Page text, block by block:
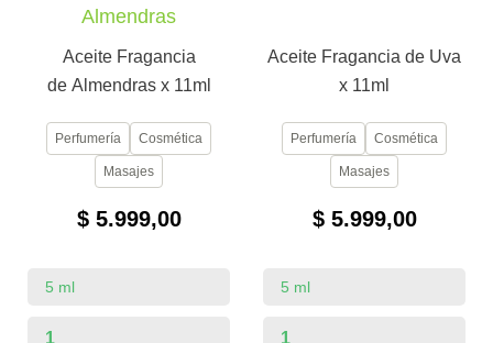
Almendras
Aceite Fragancia
de Almendras x 11ml
Perfumería Cosmética
Masajes
$ 5.999,00
Aceite Fragancia de Uva
x 11ml
Perfumería Cosmética
Masajes
$ 5.999,00